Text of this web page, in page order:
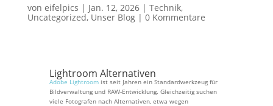
von eifelpics | Jan. 12, 2026| Technik,
Uncategorized, Unser Blog| 0 Kommentare
Lightroom Alternativen
Adobe Lightroomist seit Jahren ein Standardwerkzeug für
Bildverwaltung und RAW-Entwicklung. Gleichzeitig suchen
viele Fotografen nach Alternativen, etwa wegen